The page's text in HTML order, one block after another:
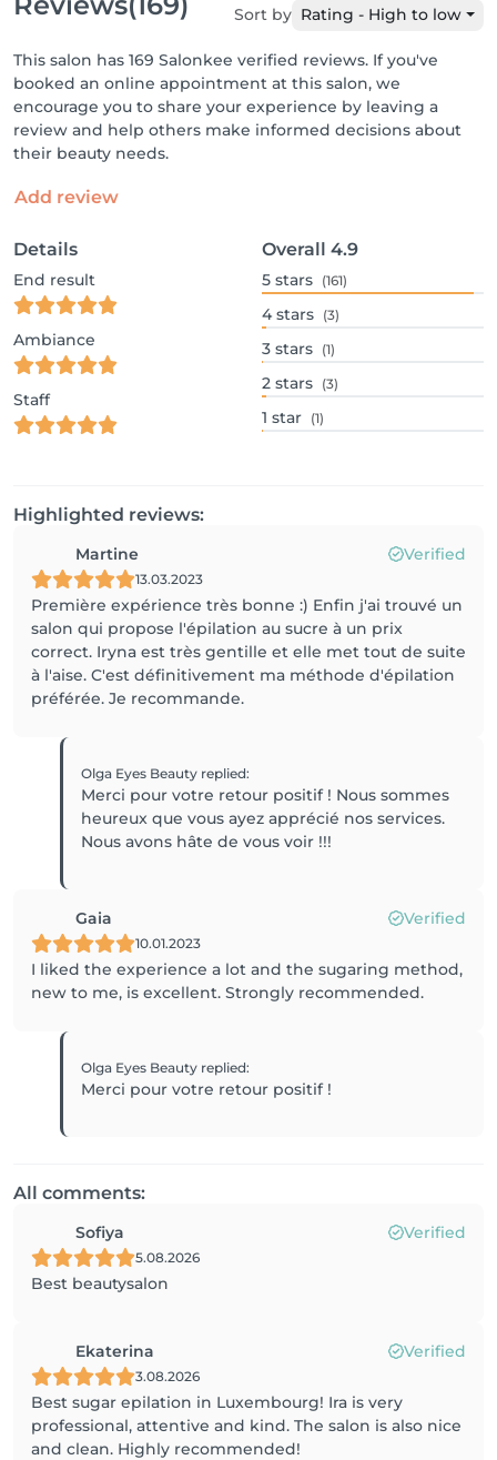
Sort by Rating - High to low
This salon has 169 Salonkee verified reviews. If you've
booked an online appointment at this salon, we
encourage you to share your experience by leaving a
review and help others make informed decisions about
their beauty needs.
Add review
Details
End result
Ambiance
Staff
Overall 4.9
5 stars (161)
4 stars (3)
3 stars (1)
2 stars (3)
1 star (1)
Highlighted reviews:
Martine Verified
13.03.2023
Première expérience très bonne :) Enfin j'ai trouvé un
salon qui propose l'épilation au sucre à un prix
correct. Iryna est très gentille et elle met tout de suite
à l'aise. C'est définitivement ma méthode d'épilation
préférée. Je recommande.
Olga Eyes Beauty replied:
Merci pour votre retour positif ! Nous sommes
heureux que vous ayez apprécié nos services.
Nous avons hâte de vous voir !!!
Gaia Verified
10.01.2023
I liked the experience a lot and the sugaring method,
new to me, is excellent. Strongly recommended.
Olga Eyes Beauty replied:
Merci pour votre retour positif !
All comments:
Sofiya Verified
5.08.2026
Best beautysalon
Ekaterina Verified
3.08.2026
Best sugar epilation in Luxembourg! Ira is very
professional, attentive and kind. The salon is also nice
and clean. Highly recommended!